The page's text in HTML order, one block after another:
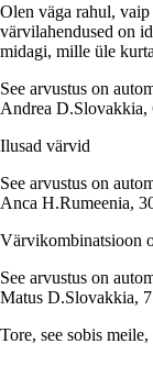
Olen väga rahul,
värvilahendused on
midagi, mille üle
See arvustus on
Andrea D.Slovakkia,
Ilusad värvid
See arvustus on
Anca H.Rumeenia,
Värvikombinatsioon
See arvustus on
Matus D.Slovakkia,
Tore, see sobis